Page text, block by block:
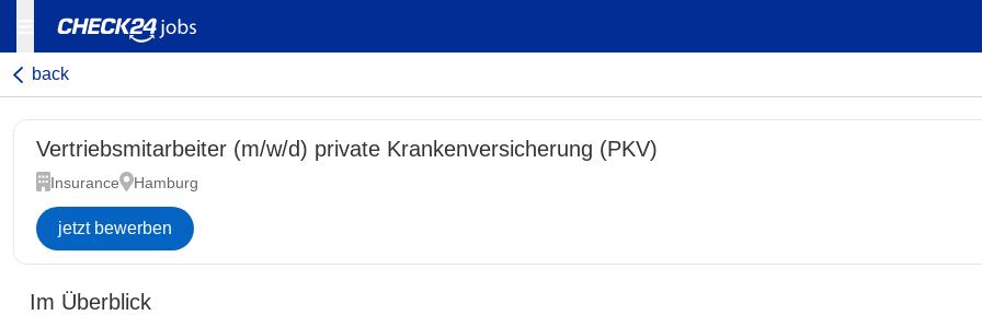
back
Vertriebsmitarbeiter (m/w/d) private Krankenversicherung (PKV)
Insurance Hamburg
jetzt bewerben
Im Überblick